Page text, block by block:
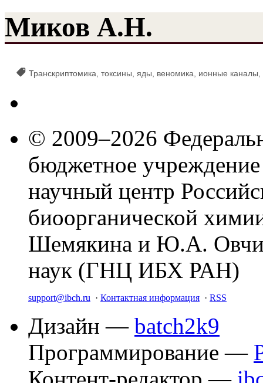
Миков А.Н.
Транскриптомика, токсины, яды, веномика, ионные
© 2009–2026
бюджетное
научный центр
биоорганической
Шемякина и Ю.А.
наук (ГНЦ ИБХ РАН)
support@ibch.ru · Контактная информация · RSS
Дизайн — batch2k9
Программирование —